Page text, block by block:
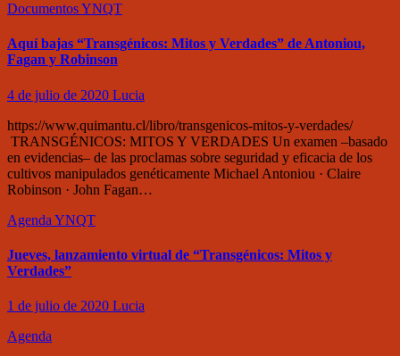
DocumentosYNQT
Aquí bajas “Transgénicos: Mitos y Verdades” de Antoniou,
Fagan y Robinson
4 de julio de 2020 Lucia
https://www.quimantu.cl/libro/transgenicos-mitos-y-verdades/
TRANSGÉNICOS: MITOS Y VERDADES Un examen –basado
en evidencias– de las proclamas sobre seguridad y eficacia de los
cultivos manipulados genéticamente Michael Antoniou · Claire
Robinson · John Fagan…
Agenda YNQT
Jueves, lanzamiento virtual de “Transgénicos: Mitos y
Verdades”
1 de julio de 2020 Lucia
Agenda